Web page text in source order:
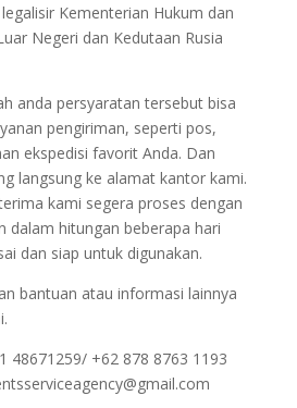
Kementerian Hukum dan
Negeri dan Kedutaan Rusia
anda persyaratan tersebut bisa
pengiriman, seperti pos,
ekspedisi favorit Anda. Dan
langsung ke alamat kantor kami.
kami segera proses dengan
dalam hitungan beberapa hari
dan siap untuk digunakan.
bantuan atau informasi lainnya
48671259/ +62 878 8763 1193